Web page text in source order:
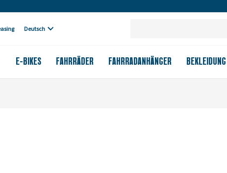
Deutsch
E-BIKES FAHRRÄDER BEKLEIDUNG
FAHRRADANHÄNGER